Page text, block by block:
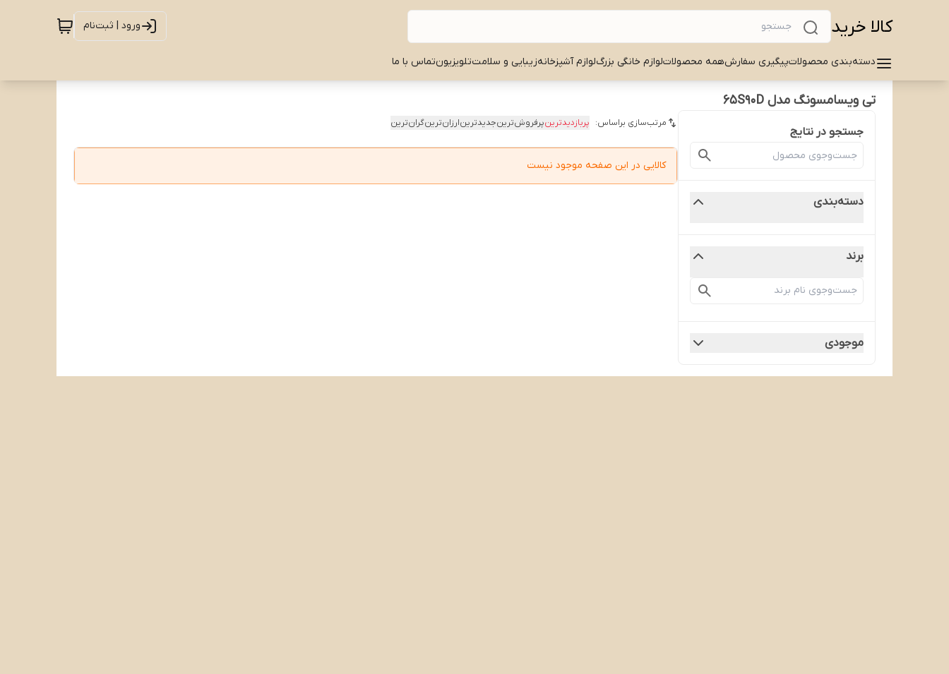
کالا خرید ورود | ثبت‌نام
دسته‌بندی محصولاتپیگیری سفارشهمه محصولاتلوازم خانگی بزرگلوازم آشپزخانهزیبایی و سلامتتلویزیونتماس با ما
تی ویسامسونگ مدل 65S90D
جستجو در نتایج
دسته‌بندی
برند
موجودی
مرتب‌سازی براساس: پربازدیدترینپرفروش‌ترینجدیدترینارزان‌ترینگران‌ترین
کالایی در این صفحه موجود نیست